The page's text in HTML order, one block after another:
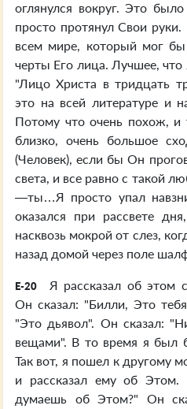
оглянулся вокруг. Это
просто протянул Свои
всем мире, который мог бы
черты Его лица. Лучшее,
"Лицо Христа в тридцать
это на всей литературе и
Потому что очень похож, и
близко, очень большое
(Человек), если бы Он
света, и все равно с такой
—ты…Я просто упал
оказался при рассвете
насквозь мокрой от слез,
назад домой через поле
E-20
Я рассказал об этом
Он сказал: "Билли, Это
"Это дьявол". Он сказал:
вещами". В то время я был
Так вот, я пошел к другому
и рассказал ему об
думаешь об Этом?" Он